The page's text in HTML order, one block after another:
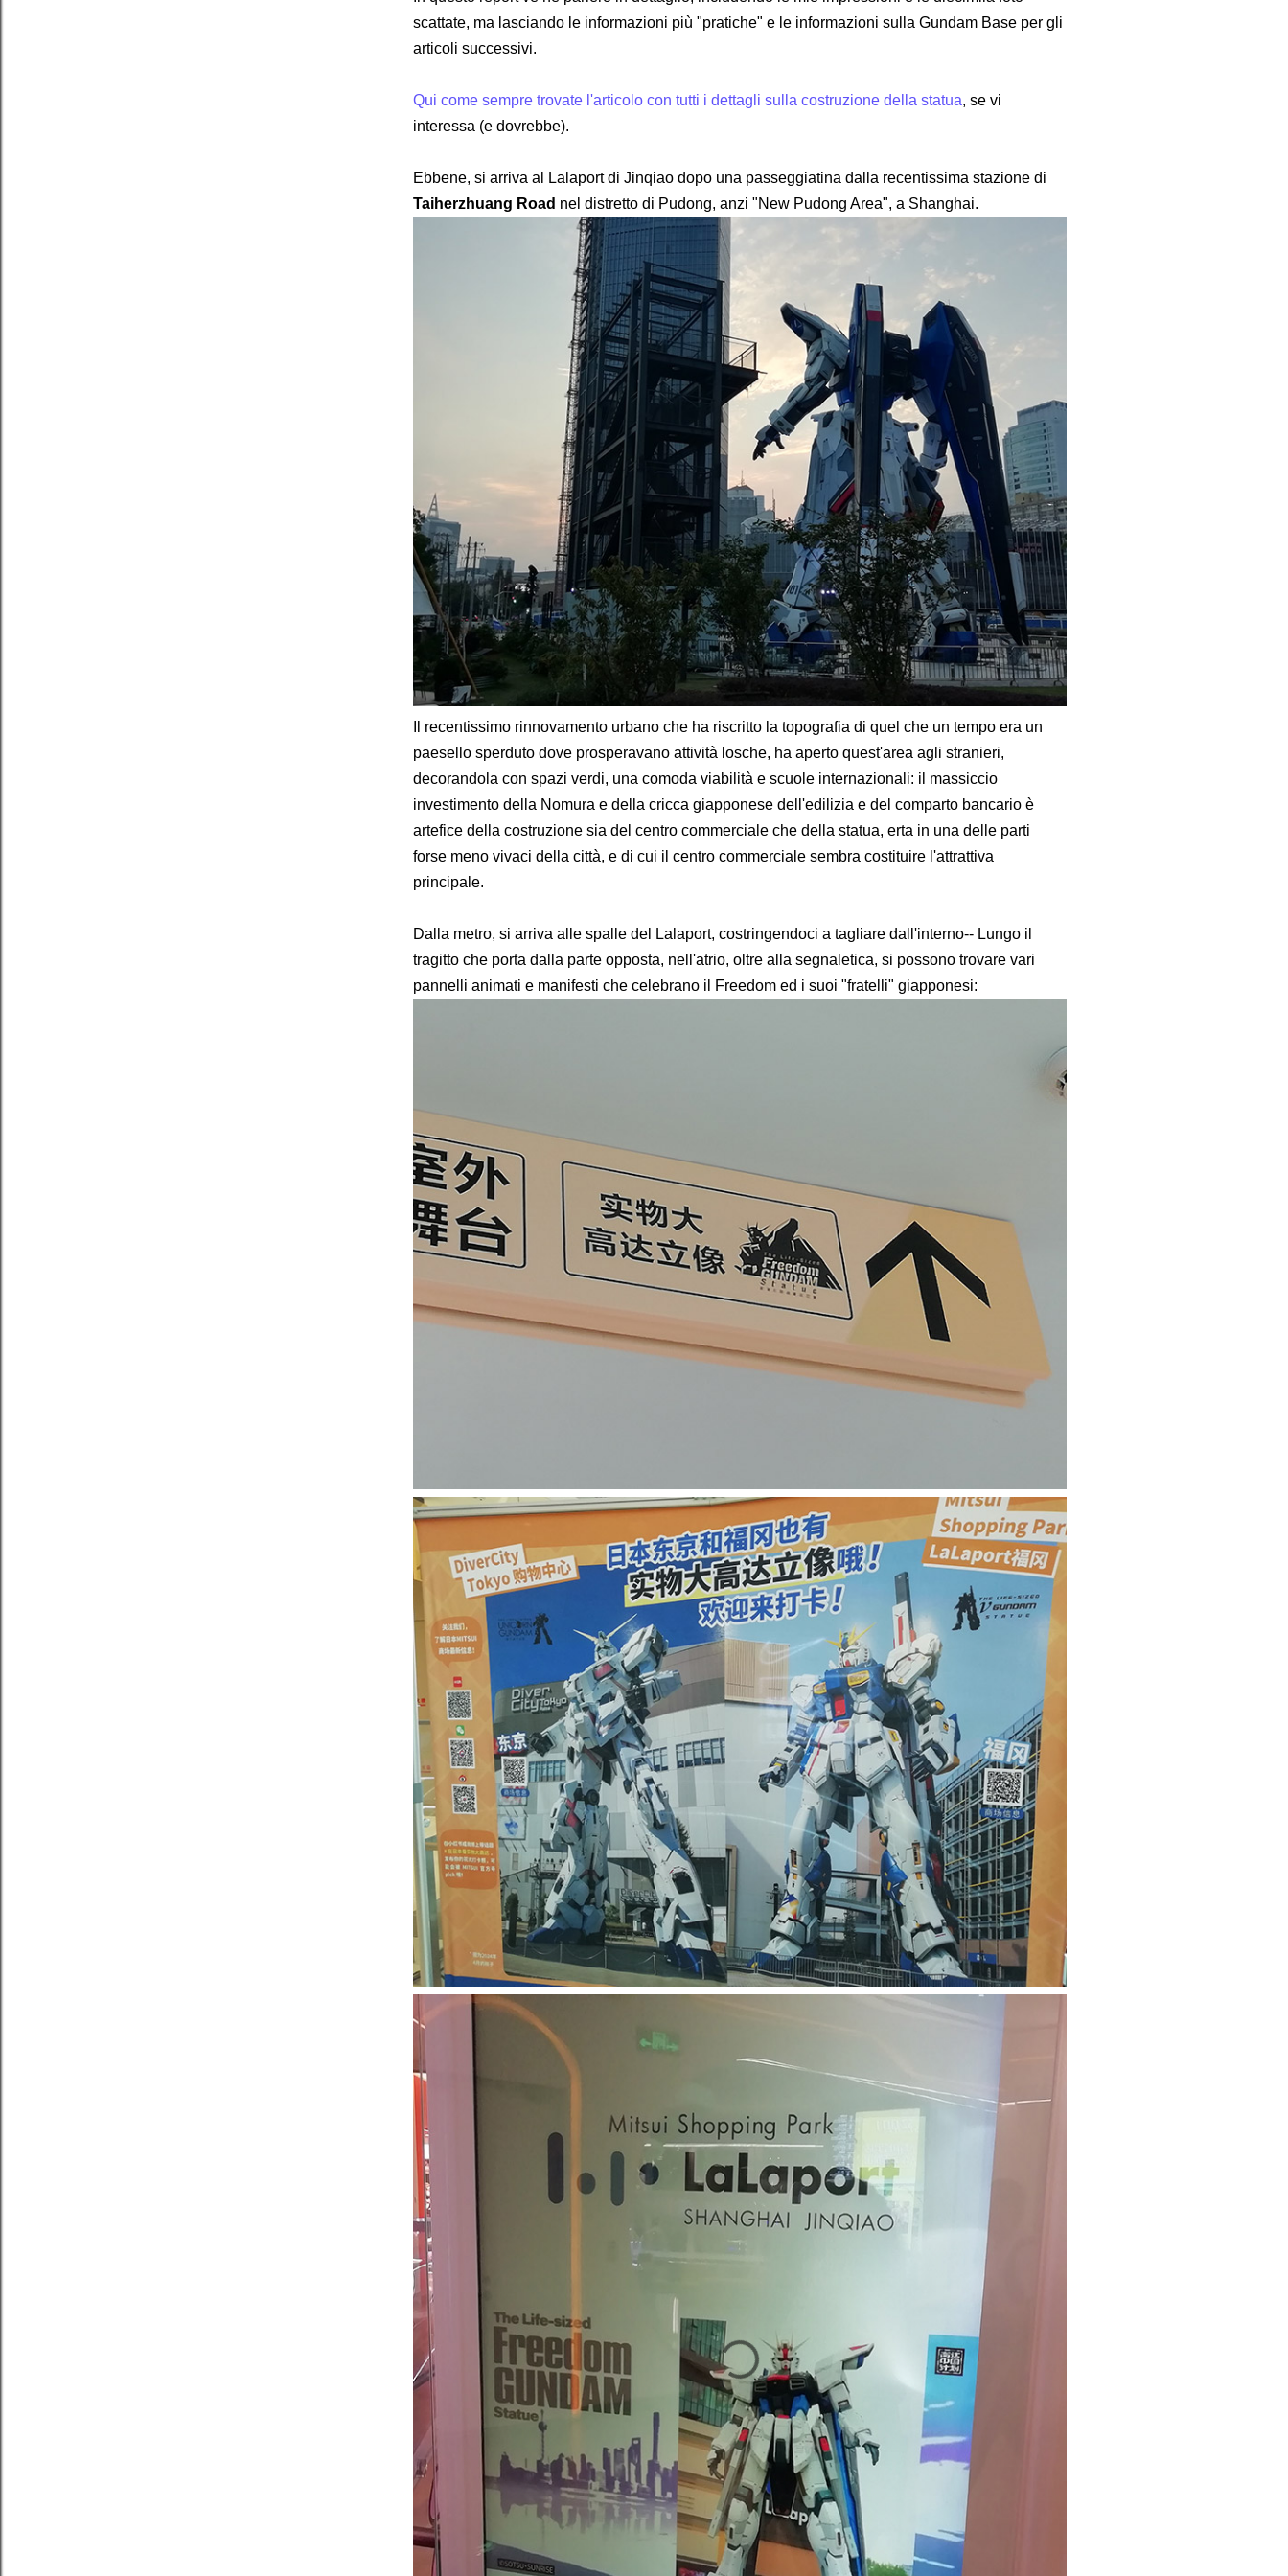
scattate, ma lasciando le informazioni più "pratiche" e le informazioni sulla Gundam Base per gli
articoli successivi.
Qui come sempre trovate l'articolo con tutti i dettagli sulla costruzione della statua, se vi
interessa (e dovrebbe).
Ebbene, si arriva al Lalaport di Jinqiao dopo una passeggiatina dalla recentissima stazione di
Taiherzhuang Road nel distretto di Pudong, anzi "New Pudong Area", a Shanghai.
Il recentissimo rinnovamento urbano che ha riscritto la topografia di quel che un tempo era un
paesello sperduto dove prosperavano attività losche, ha aperto quest'area agli stranieri,
decorandola con spazi verdi, una comoda viabilità e scuole internazionali: il massiccio
investimento della Nomura e della cricca giapponese dell'edilizia e del comparto bancario è
artefice della costruzione sia del centro commerciale che della statua, erta in una delle parti
forse meno vivaci della città, e di cui il centro commerciale sembra costituire l'attrattiva
principale.
Dalla metro, si arriva alle spalle del Lalaport, costringendoci a tagliare dall'interno-- Lungo il
tragitto che porta dalla parte opposta, nell'atrio, oltre alla segnaletica, si possono trovare vari
pannelli animati e manifesti che celebrano il Freedom ed i suoi "fratelli" giapponesi: